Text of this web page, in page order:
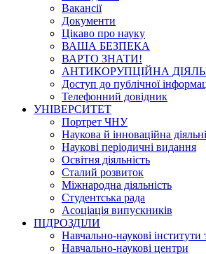
Вакансії
Документи
Цікаво про науку
ВАША БЕЗПЕКА
ВАРТО ЗНАТИ!
АНТИКОРУПЦІЙНА
Доступ до публічної
Телефонний довідник
УНІВЕРСИТЕТ
Портрет ЧНУ
Наукова й інноваційна
Наукові періодичні видання
Освітня діяльність
Сталий розвиток
Міжнародна діяльність
Студентська рада
Асоціація випускників
ПІДРОЗДІЛИ
Навчально-наукові інститути
Навчально-наукові центри